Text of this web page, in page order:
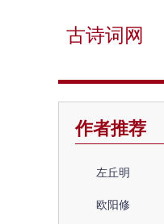
古诗词网
作者推荐
左丘明
欧阳修